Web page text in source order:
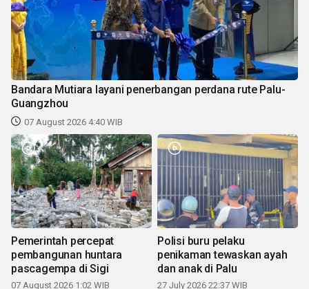
Bandara Mutiara layani penerbangan perdana rute Palu-
Guangzhou
07 August 2026 4:40 WIB
Pemerintah percepat
pembangunan huntara
pascagempa di Sigi
07 August 2026 1:02 WIB
Polisi buru pelaku
penikaman tewaskan ayah
dan anak di Palu
27 July 2026 22:37 WIB